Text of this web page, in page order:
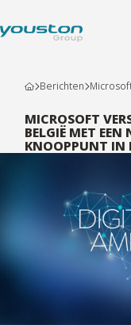
Berichten
MICROSOFT
BELGIË MET EEN
KNOOPPUNT IN